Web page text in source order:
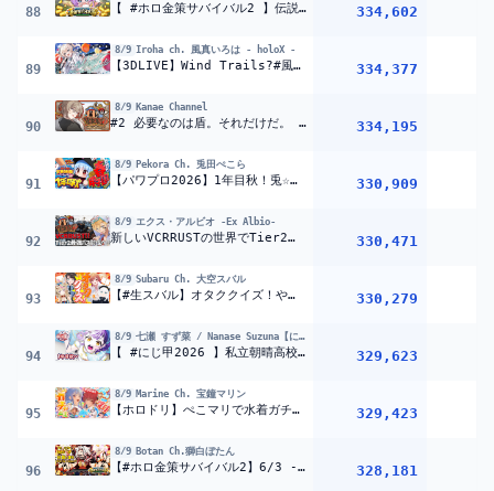
88 【 #ホロ金策サバイバル2 】伝説の農婦帰還!ファーマーの時代きたあああああ【#綺々羅々ヴィヴィ #hololiveDEV_IS #FLOWGLOW】 334,602
89
8/9 Iroha ch. 風真いろは - holoX -
【3DLIVE】Wind Trails?#風真いろは生誕ライブ2026 告知&ゲストあり?【風真いろは/ホロライブ】 334,377
90
8/9 Kanae Channel
#2 必要なのは盾。それだけだ。 | VCR RUST【にじさんじ/叶】 334,195
91
8/9 Pekora Ch. 兎田ぺこら
【パワプロ2026】1年目秋！兎☆ダイナマイト高校 いくぞおおおおおおおおおおお！ぺこ！【ホロライブ/兎田ぺこら】＃パワプロケモミミリーグ 330,909
92
8/9 エクス・アルビオ -Ex Albio-
新しいVCRRUSTの世界でTier2最強ボス討伐いくぞ！！『 Rust 』【 エビオ/にじさんじ 】 330,471
93
8/9 Subaru Ch. 大空スバル
【#生スバル】オタククイズ！やるしゅばああああああああああああああああああああああああああああああああ！！！！！：Otaku quiz【ホロライブ/大空スバル】 330,279
94
8/9 七瀬 すず菜 / Nanase Suzuna【にじさんじ】
【 #にじ甲2026 】私立朝晴高校 1年目秋～ 【 七瀬すず菜 /
329,623
95
8/9 Marine Ch. 宝鐘マリン
【ホロドリ】ぺこマリで水着ガチャバトル！水着コンプリートできるのはどっちだ！！【ホロライブ/宝鐘マリン・兎田ぺこら】 329,423
96
8/9 Botan Ch.獅白ぼたん
【#ホロ金策サバイバル2】6/3 -3日目の日報!Day3 daily report【獅白ぼたん/ホロライブ】 328,181